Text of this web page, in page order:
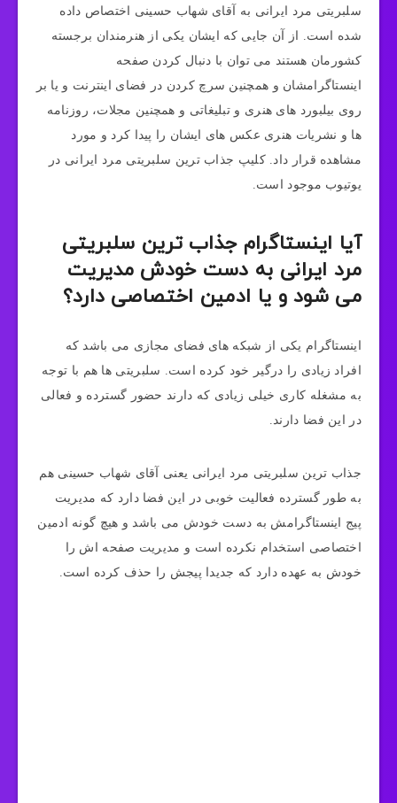
سلبریتی مرد ایرانی به آقای شهاب حسینی اختصاص داده
شده است. از آن جایی که ایشان یکی از هنرمندان برجسته
کشورمان هستند می‌ توان با دنبال کردن صفحه
اینستاگرامشان و همچنین سرچ کردن در فضای اینترنت و یا بر
روی بیلبورد های هنری و تبلیغاتی و همچنین مجلات، روزنامه
ها و نشریات هنری عکس های ایشان را پیدا کرد و مورد
مشاهده قرار داد. کلیپ جذاب ترین سلبریتی مرد ایرانی در
یوتیوب موجود است.
آیا اینستاگرام جذاب ترین سلبریتی
مرد ایرانی به دست خودش مدیریت
می شود و یا ادمین اختصاصی دارد؟
اینستاگرام یکی از شبکه های فضای مجازی می باشد که
افراد زیادی را درگیر خود کرده است. سلبریتی ها هم با توجه
به مشغله کاری خیلی زیادی که دارند حضور گسترده و فعالی
در این فضا دارند.
جذاب ترین سلبریتی مرد ایرانی یعنی آقای شهاب حسینی هم
به طور گسترده فعالیت خوبی در این فضا دارد که مدیریت
پیج اینستاگرامش به دست خودش می باشد و هیچ گونه ادمین
اختصاصی استخدام نکرده است و مدیریت صفحه اش را
خودش به عهده دارد که جدیدا پیجش را حذف کرده است.